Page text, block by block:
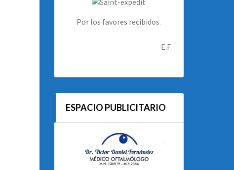
Por los favores recibidos.
E.F.
ESPACIO PUBLICITARIO